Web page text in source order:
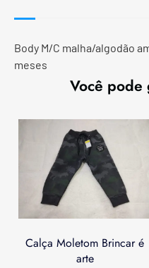
Body M/C malha/algodão
meses
Você pode
Calça Moletom Brincar é
arte